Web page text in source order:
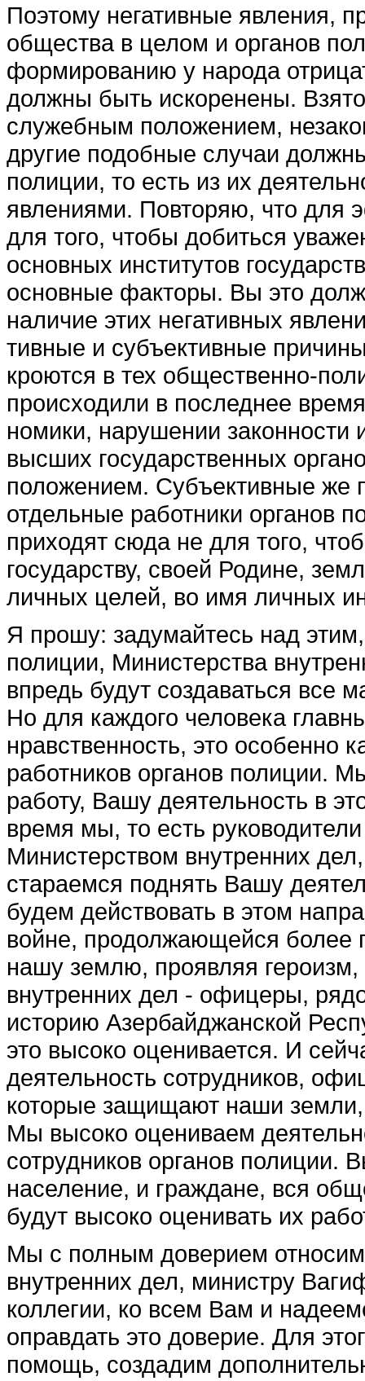
Поэтому негативные явле­ния,
общества в целом и органов
формированию у народа
должны быть искоренены.
служебным положением,
другие подобные случаи
полиции, то есть из их
явлениями. Повторяю, что для
для того, чтобы добиться
основных институтов
основные фак­торы. Вы это
наличие этих не­гативных
тивные и субъективные
кроются в тех общественно-
происходили в последнее
номики, нарушении законности
высших государственных
положением. Субъективные же
отдельные работ­ники органов
при­ходят сюда не для того,
государству, своей Родине,
личных целей, во имя личных
Я прошу: задумайтесь над
полиции, Министерства
впредь будут создаваться все
Но для каждого челове­ка
нравст­венность, это особенно
работников органов полиции.
работу, Вашу деятельность в
время мы, то есть
Министерством внутренних
стараемся поднять Вашу
будем действовать в этом
войне, продолжаю­щейся более
нашу землю, проявляя героизм,
внутренних дел - офицеры,
историю Азербайджанской
это высоко оценивается. И
деятельность сотрудников,
которые защи­щают наши
Мы высоко оцениваем
сотрудников ор­ганов полиции.
население, и граждане, вся
будут высоко оценивать их
Мы с полным доверием
внутренних дел, министру
коллегии, ко всем Вам и
оправдать это доверие. Для
помощь, создадим